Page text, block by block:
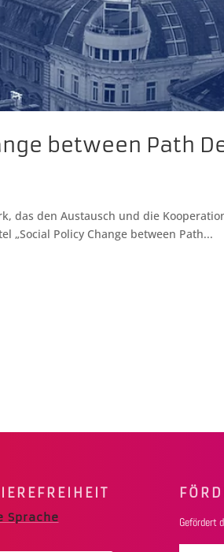
between Path
das den Austausch und die
„Social Policy Change between Path...
Sprache Gefördert